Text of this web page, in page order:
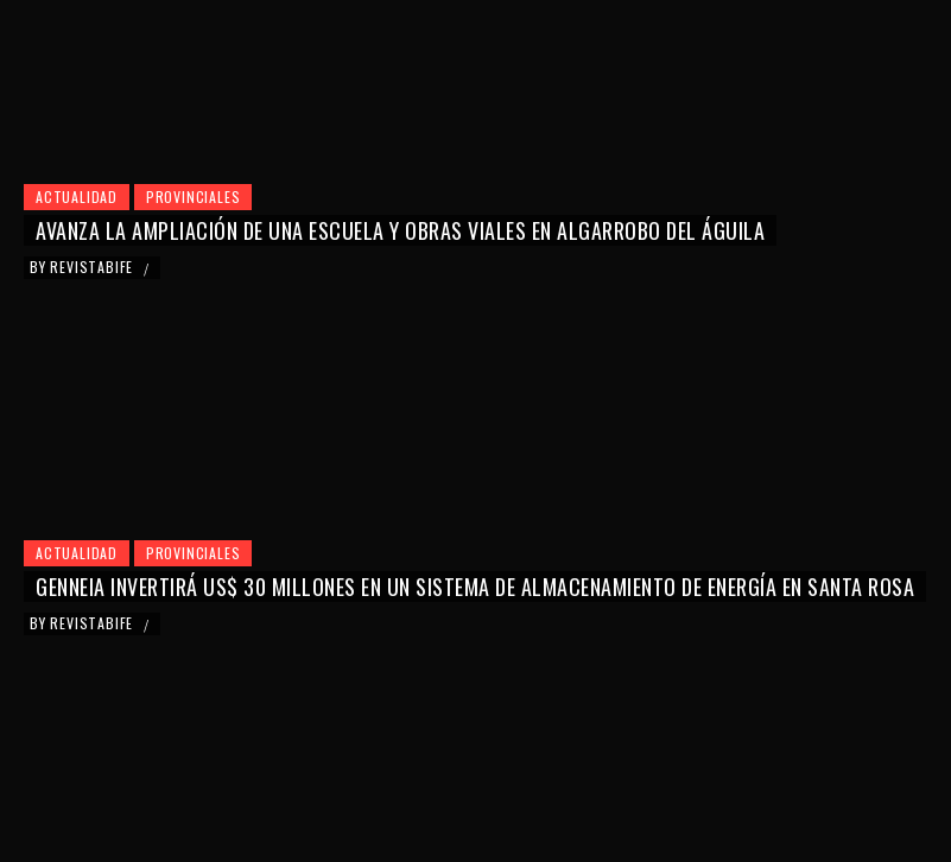
ACTUALIDAD PROVINCIALES
AVANZA LA AMPLIACIÓN DE UNA ESCUELA Y OBRAS VIALES EN ALGARROBO DEL ÁGUILA
BY REVISTABIFE /
ACTUALIDAD PROVINCIALES
GENNEIA INVERTIRÁ US$ 30 MILLONES EN UN SISTEMA DE ALMACENAMIENTO DE ENERGÍA EN SANTA ROSA
BY REVISTABIFE /